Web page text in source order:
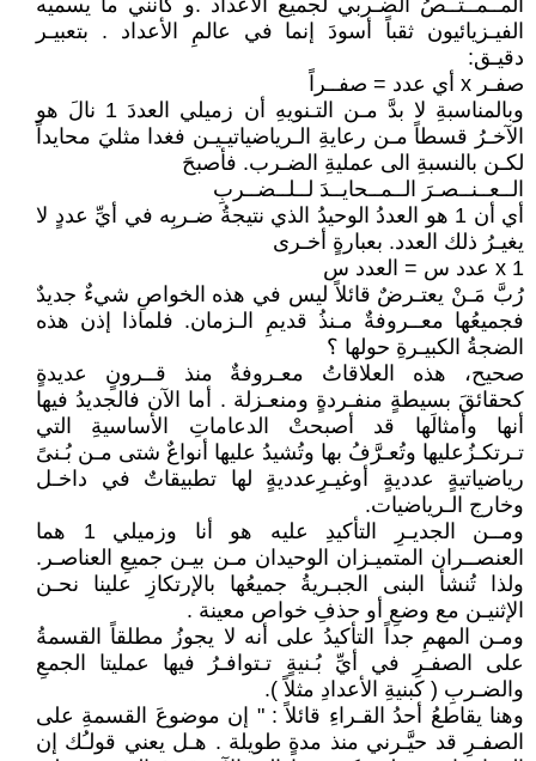
المــمــتــصُ الضـربي لجميع الأعداد .و كأنني ما يسميه
الفيـزيائيون ثقباً أسودَ إنما في عالمِ الأعداد . بتعبيـر
دقيـق:
صفـر x أي عدد = صفــراً
وبالمناسبةِ لا بدَّ مـن التـنويهِ أن زميلي العددَ 1 نالَ هو
الآخـرُ قسطاً مـن رعايةِ الـرياضياتيـيـن فغدا مثليَ محايداً
لكـن بالنسبةِ الى عمليةِ الضـرب. فأصبحَ
الــعــنــصـرَ الــمــحايــدَ لــلــضــربِ
أي أن 1 هو العددُ الوحيدُ الذي نتيجةُ ضـربِه في أيِّ عددٍ لا
يغيـرُ ذلك العدد. بعبارةٍ أخـرى
1 x عدد س = العدد س
رُبَّ مَـنْ يعتـرضٌ قائلاً ليس في هذه الخواصِ شيءٌ جديدٌ
فجميعُها معــروفةٌ مـنذُ قديمِ الـزمان. فلماذا إذن هذه
الضجةُ الكبيـرةِ حولها ؟
صحيح، هذه العلاقاتُ معـروفةٌ منذ قــرونٍ عديدةٍ
كحقائقَ بسيطةٍ منفـردةٍ ومنعـزلة . أما الآن فالجديدُ فيها
أنها وأمثالَها قد أصبحتْ الدعاماتِ الأساسيةِ التي
تـرتكـزُعليها وتُعـرَّفُ بها وتُشيدُ عليها أنواعٌ شتى مـن بُـنىً
رياضياتيةٍ عدديةٍ أوغيـرِعدديةٍ لها تطبيقاتٌ في داخـل
وخارج الـرياضيات.
ومــن الجديـرِ التأكيدِ عليه هو أنا وزميلي 1 هما
العنصــران المتميـزان الوحيدان مـن بيـن جميعِ العناصـر.
ولذا تُنشأ البنى الجبـريةُ جميعُها بالإرتكازِ علينا نحـن
الإثنيـن مع وضعِ أو حذفِ خواص معينة .
ومـن المهمِ جداً التأكيدُ على أنه لا يجوزُ مطلقاً القسمةُ
على الصفـرِ في أيِّ بُـنيةٍ تـتوافـرُ فيها عمليتا الجمعِ
والضـربِ ( كبنيةِ الأعدادِ مثلاً ).
وهنا يقاطعُ أحدُ القـراءِ قائلاً : " إن موضوعَ القسمةِ على
الصفـرِ قد حيَّـرني منذ مدةٍ طويلة . هـل يعني قولـُك إن